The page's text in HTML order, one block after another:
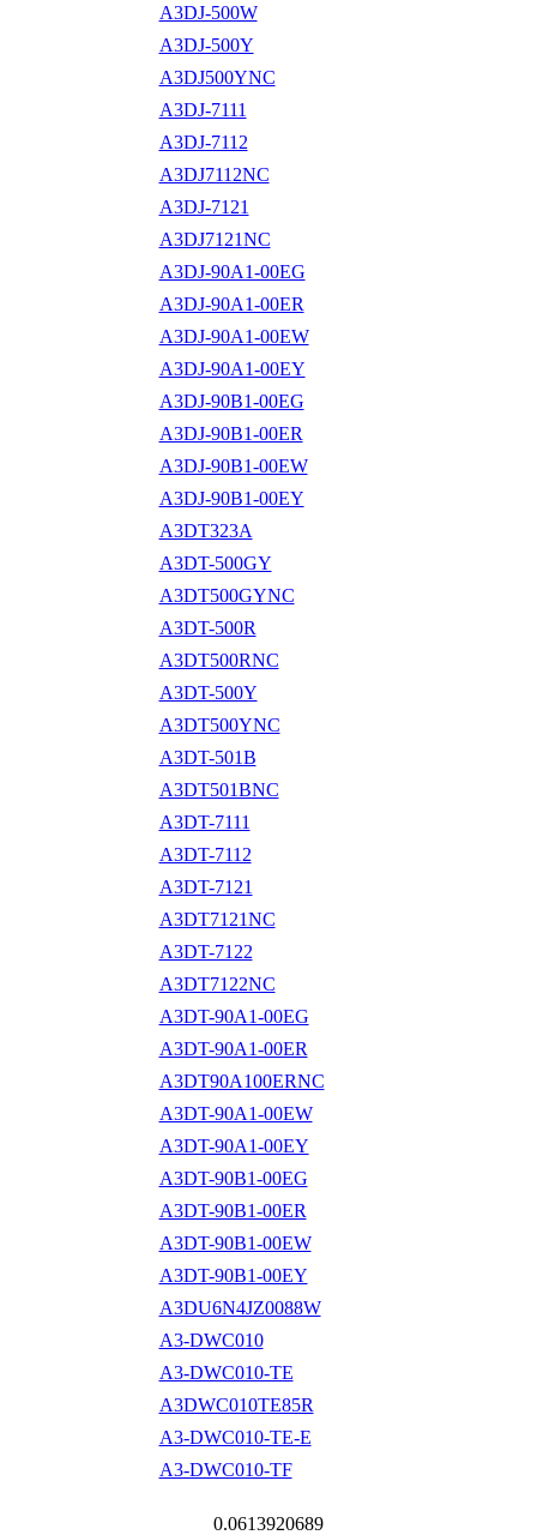
A3DJ-500W
A3DJ-500Y
A3DJ500YNC
A3DJ-7111
A3DJ-7112
A3DJ7112NC
A3DJ-7121
A3DJ7121NC
A3DJ-90A1-00EG
A3DJ-90A1-00ER
A3DJ-90A1-00EW
A3DJ-90A1-00EY
A3DJ-90B1-00EG
A3DJ-90B1-00ER
A3DJ-90B1-00EW
A3DJ-90B1-00EY
A3DT323A
A3DT-500GY
A3DT500GYNC
A3DT-500R
A3DT500RNC
A3DT-500Y
A3DT500YNC
A3DT-501B
A3DT501BNC
A3DT-7111
A3DT-7112
A3DT-7121
A3DT7121NC
A3DT-7122
A3DT7122NC
A3DT-90A1-00EG
A3DT-90A1-00ER
A3DT90A100ERNC
A3DT-90A1-00EW
A3DT-90A1-00EY
A3DT-90B1-00EG
A3DT-90B1-00ER
A3DT-90B1-00EW
A3DT-90B1-00EY
A3DU6N4JZ0088W
A3-DWC010
A3-DWC010-TE
A3DWC010TE85R
A3-DWC010-TE-E
A3-DWC010-TF
0.0613920689